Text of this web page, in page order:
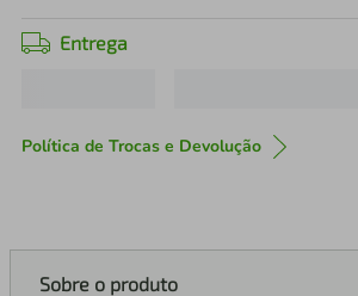
Entrega
Política de Trocas e Devolução
Sobre o produto